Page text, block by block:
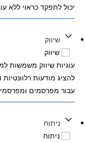
יכול לתפקד כראוי ללא
שיווק
שיווק
עוגיות שיווק משמשות
להציג מודעות
עבור מפרסמים
ניתוח
ניתוח